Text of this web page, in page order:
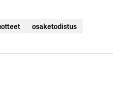
osaketodistus